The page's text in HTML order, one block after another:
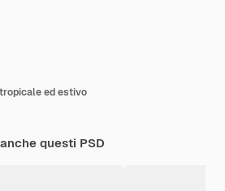
ed estivo
questi PSD